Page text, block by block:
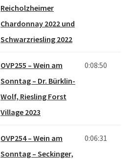
Reicholzheimer
Chardonnay 2022 und
Schwarzriesling 2022
OVP255 – Wein am
Sonntag – Dr. Bürklin-
Wolf, Riesling Forst
Village 2023
0:08:50
OVP254 – Wein am
Sonntag – Seckinger,
0:06:31